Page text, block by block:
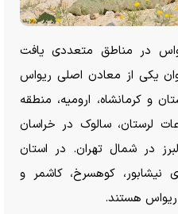
در مناطق متعددی یافت
یکی از معادن اصلی ریواس
و کرمانشاه، ارومیه، منطقه
لرستان، سالوک در خراسان
در شمال تهران. در استان
نیشابور، کوهسرخ، کاشمر و
ریواس هستند.